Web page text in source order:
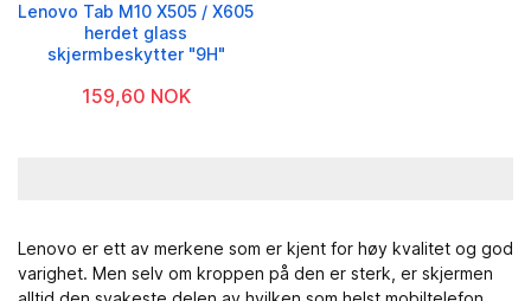
Lenovo Tab M10 X505 / X605
herdet glass
skjermbeskytter "9H"
159,60 NOK
Lenovo er ett av merkene som er kjent for høy kvalitet og god
varighet. Men selv om kroppen på den er sterk, er skjermen